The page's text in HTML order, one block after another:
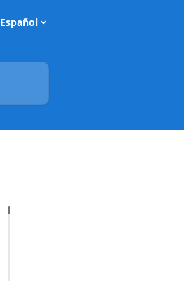
Español